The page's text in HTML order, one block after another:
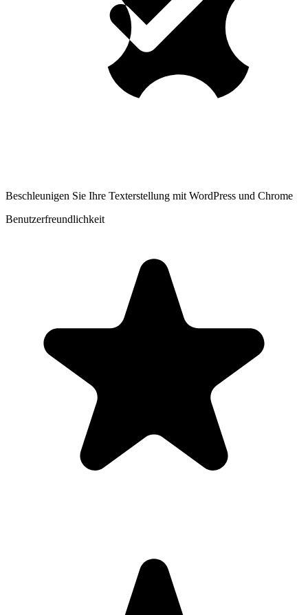
Beschleunigen Sie Ihre Texterstellung mit WordPress und Chrome
Benutzerfreundlichkeit